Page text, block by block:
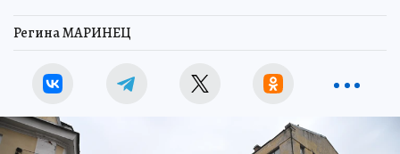
Регина МАРИНЕЦ